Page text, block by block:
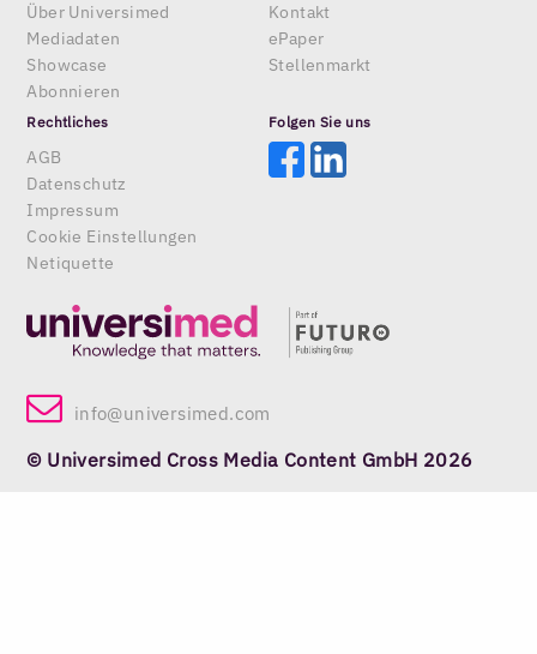
info@universimed.com
© Universimed Cross Media Content GmbH 2026
Über Universimed
Mediadaten
Showcase
Abonnieren
Kontakt
ePaper
Stellenmarkt
Rechtliches
AGB
Datenschutz
Impressum
Cookie Einstellungen
Netiquette
Folgen Sie uns